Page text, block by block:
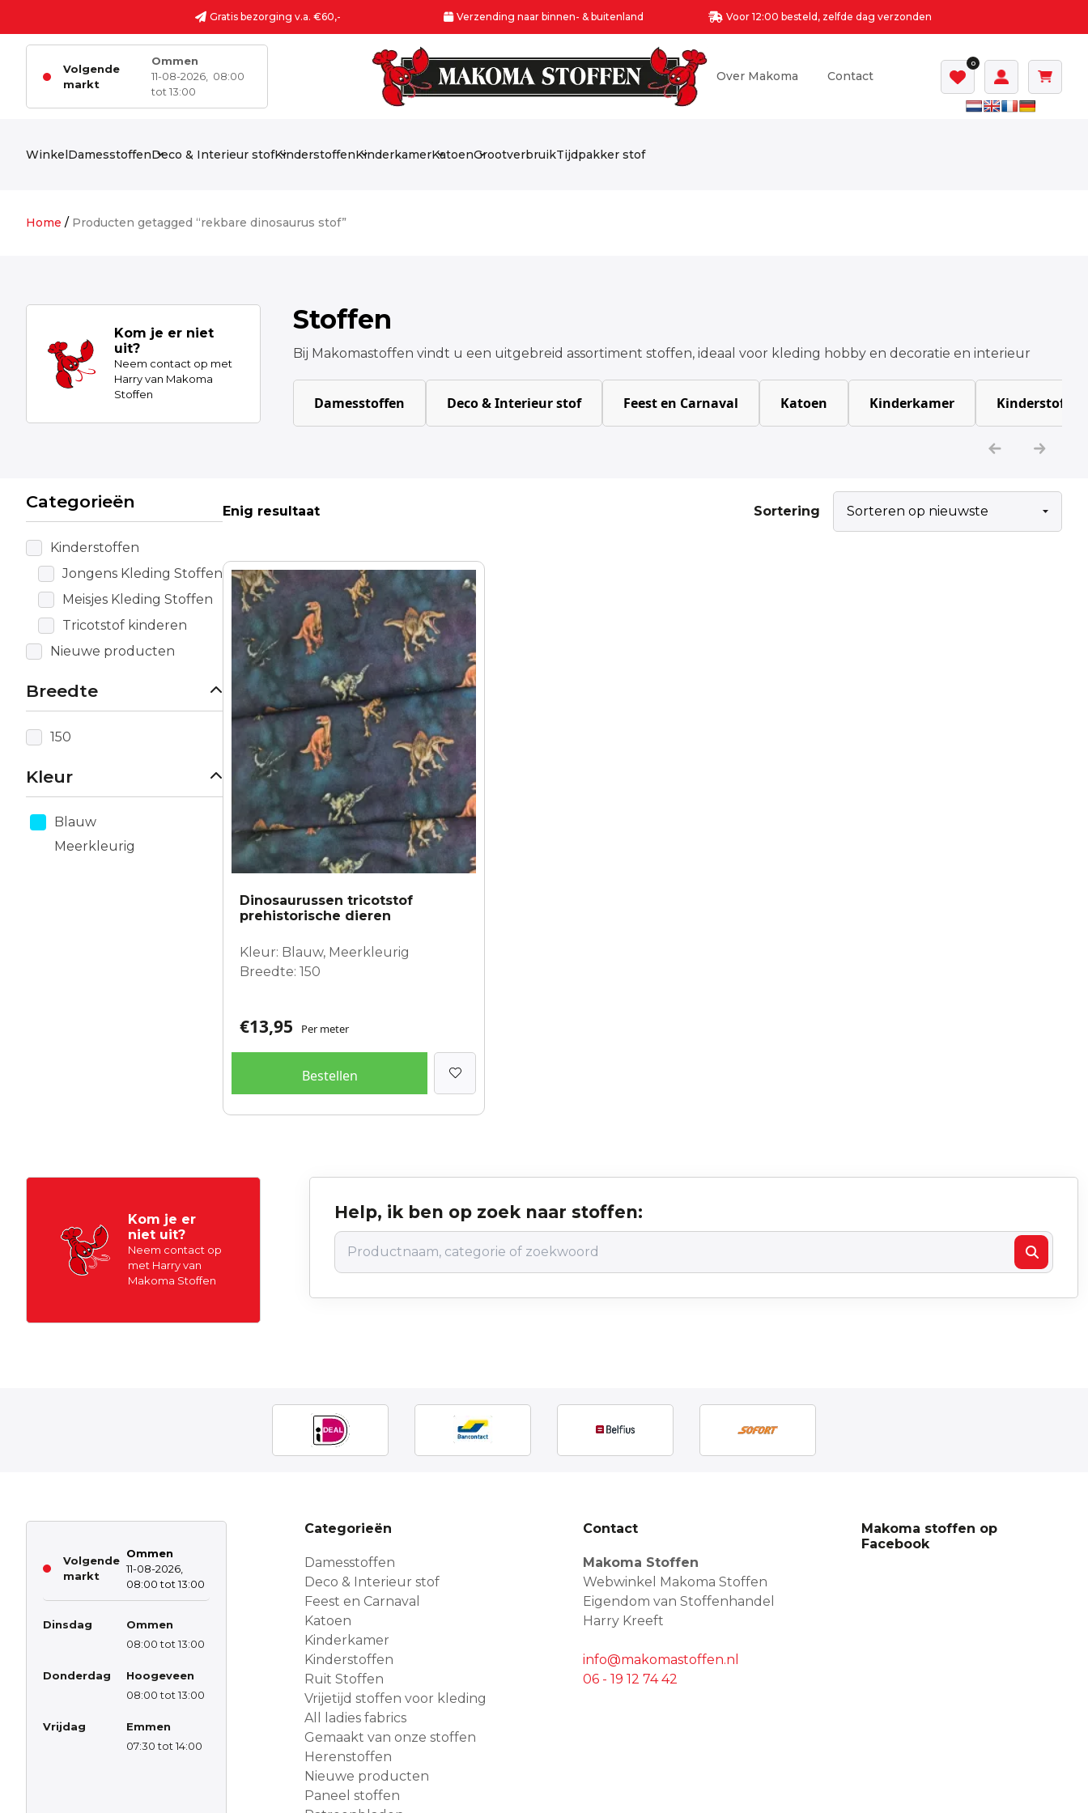
Gratis bezorging v.a. €60,- Verzending naar binnen- & buitenland Voor 12:00 besteld, zelfde dag verzonden
Volgende
markt
Ommen
11-08-2026,
08:00
tot 13:00
Over Makoma Contact
0
WinkelDamesstoffenDeco & Interieur stofKinderstoffenKinderkamerKatoenGrootverbruikTijdpakker stof
Home / Producten getagged “rekbare dinosaurus stof”
Kom je er niet
uit?
Neem contact op met
Harry van Makoma
Stoffen
Stoffen
Bij Makomastoffen vindt u een uitgebreid assortiment stoffen, ideaal voor kleding hobby en decoratie en interieur
Damesstoffen Deco & Interieur stof Feest en Carnaval Katoen Kinderkamer Kinderstoffen
Categorieën
Kinderstoffen
Jongens Kleding Stoffen
Meisjes Kleding Stoffen
Tricotstof kinderen
Nieuwe producten
Breedte
150
Kleur
Blauw
Meerkleurig
Enig resultaat Sortering
Dinosaurussen tricotstof
prehistorische dieren
Kleur: Blauw, Meerkleurig
Breedte: 150
€13,95 Per meter
Bestellen
Kom je er
niet uit?
Neem contact op
met Harry van
Makoma Stoffen
Help, ik ben op zoek naar stoffen:
Volgende
markt
Ommen
11-08-2026,
08:00 tot 13:00
Dinsdag
Ommen
08:00 tot 13:00
Donderdag
Hoogeveen
08:00 tot 13:00
Vrijdag
Emmen
07:30 tot 14:00
Categorieën
Damesstoffen
Deco & Interieur stof
Feest en Carnaval
Katoen
Kinderkamer
Kinderstoffen
Ruit Stoffen
Vrijetijd stoffen voor kleding
All ladies fabrics
Gemaakt van onze stoffen
Herenstoffen
Nieuwe producten
Paneel stoffen
Contact
Makoma Stoffen
Webwinkel Makoma Stoffen
Eigendom van Stoffenhandel
Harry Kreeft
info@makomastoffen.nl
06 - 19 12 74 42
Makoma stoffen op
Facebook